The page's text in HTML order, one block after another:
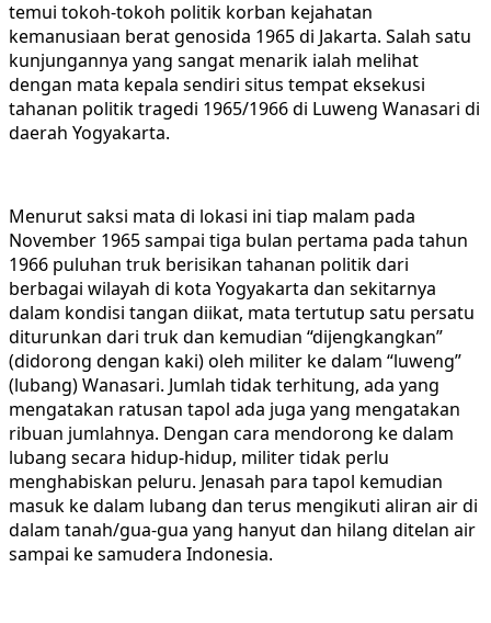
temui tokoh-tokoh politik korban kejahatan
kemanusiaan berat genosida 1965 di Jakarta. Salah satu
kunjungannya yang sangat menarik ialah melihat
dengan mata kepala sendiri situs tempat eksekusi
tahanan politik tragedi 1965/1966 di Luweng Wanasari di
daerah Yogyakarta.
Menurut saksi mata di lokasi ini tiap malam pada
November 1965 sampai tiga bulan pertama pada tahun
1966 puluhan truk berisikan tahanan politik dari
berbagai wilayah di kota Yogyakarta dan sekitarnya
dalam kondisi tangan diikat, mata tertutup satu persatu
diturunkan dari truk dan kemudian “dijengkangkan”
(didorong dengan kaki) oleh militer ke dalam “luweng”
(lubang) Wanasari. Jumlah tidak terhitung, ada yang
mengatakan ratusan tapol ada juga yang mengatakan
ribuan jumlahnya. Dengan cara mendorong ke dalam
lubang secara hidup-hidup, militer tidak perlu
menghabiskan peluru. Jenasah para tapol kemudian
masuk ke dalam lubang dan terus mengikuti aliran air di
dalam tanah/gua-gua yang hanyut dan hilang ditelan air
sampai ke samudera Indonesia.